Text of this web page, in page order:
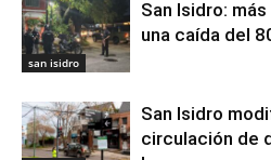
san isidro
San Isidro:
una caída del
San Isidro
circulación de